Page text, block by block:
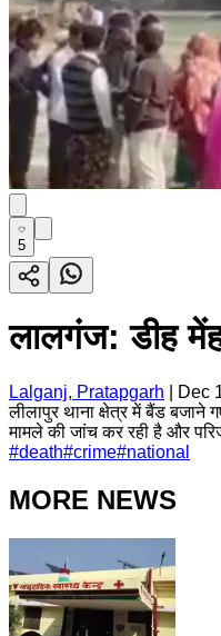
5
लालगंज: डीह
Lalganj, Pratapgarh
Dec
लीलापुर थाना क्षेत्र में बैंड बजाने
मामले की जांच कर रही है और
#death#crime#national
MORE NEWS